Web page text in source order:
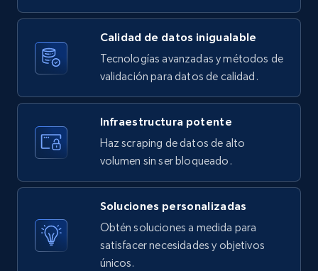
10.4K+ 1.2K+ Prueba gratuita
ID, User posted, Name, Description, Date
posted, Photos, URL, Quoted post, and more.
10.4K+ 1.2K+ Prueba gratuita
X (formerly Twitter) - Posts - Getting x
Calidad de datos inigualable
Tecnologías avanzadas y métodos de
validación para datos de calidad.
Infraestructura potente
Haz scraping de datos de alto
volumen sin ser bloqueado.
Soluciones personalizadas
Obtén soluciones a medida para
satisfacer necesidades y objetivos
únicos.